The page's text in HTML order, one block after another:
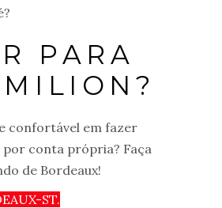
PARA
confortável em fazer
por conta própria? Faça
de Bordeaux!
ST.